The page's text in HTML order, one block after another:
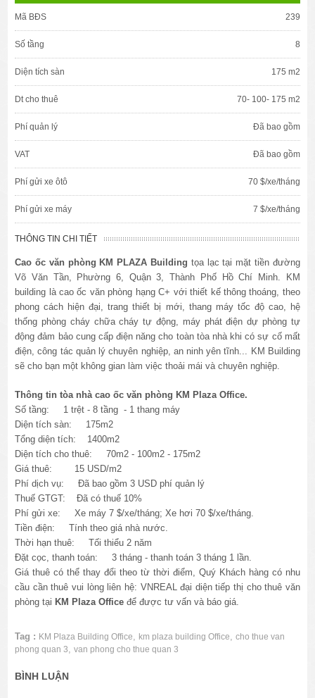
Mã BĐS 239
Số tầng 8
Diện tích sàn 175 m2
Dt cho thuê 70- 100- 175 m2
Phí quản lý Đã bao gồm
VAT Đã bao gồm
Phí gửi xe ôtô 70 $/xe/tháng
Phí gửi xe máy 7 $/xe/tháng
THÔNG TIN CHI TIẾT
Cao ốc văn phòng KM PLAZA Building tọa lạc tại mặt tiền đường
Võ Văn Tần, Phường 6, Quận 3, Thành Phố Hồ Chí Minh. KM
building là cao ốc văn phòng hạng C+ với thiết kế thông thoáng, theo
phong cách hiện đại, trang thiết bị mới, thang máy tốc độ cao, hệ
thống phòng cháy chữa cháy tự động, máy phát điện dự phòng tự
động đảm bảo cung cấp điện năng cho toàn tòa nhà khi có sự cố mất
điện, công tác quản lý chuyên nghiệp, an ninh yên tĩnh... KM Building
sẽ cho bạn một không gian làm việc thoải mái và chuyên nghiệp.
Thông tin tòa nhà cao ốc văn phòng KM Plaza Office.
Số tầng: 1 trệt - 8 tầng - 1 thang máy
Diện tích sàn: 175m2
Tổng diện tích: 1400m2
Diện tích cho thuê: 70m2 - 100m2 - 175m2
Giá thuê: 15 USD/m2
Phí dịch vụ: Đã bao gồm 3 USD phí quản lý
Thuế GTGT: Đã có thuế 10%
Phí gửi xe: Xe máy 7 $/xe/tháng; Xe hơi 70 $/xe/tháng.
Tiền điện: Tính theo giá nhà nước.
Thời hạn thuê: Tối thiểu 2 năm
Đặt cọc, thanh toán: 3 tháng - thanh toán 3 tháng 1 lần.
Giá thuê có thể thay đổi theo từ thời điểm, Quý Khách hàng có nhu
cầu cần thuê vui lòng liên hệ: VNREAL đại diện tiếp thị cho thuê văn
phòng tại KM Plaza Office để được tư vấn và báo giá.
Tag : KM Plaza Building Office, km plaza building Office,cho thue van
phong quan 3,van phong cho thue quan 3
BÌNH LUẬN